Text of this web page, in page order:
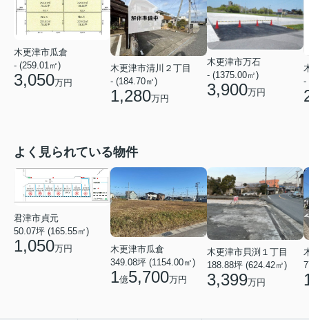
木更津市瓜倉
- (259.01㎡)
3,050万円
木更津市清川２丁目
- (184.70㎡)
1,280万円
木更津市万石
- (1375.00㎡)
3,900万円
-
よく見られている物件
君津市貞元
50.07坪 (165.55㎡)
1,050万円
木更津市瓜倉
349.08坪 (1154.00㎡)
1億5,700万円
木更津市貝渕１丁目
188.88坪 (624.42㎡)
3,399万円